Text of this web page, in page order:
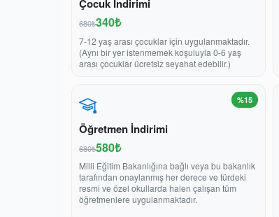
Çocuk İndirimi
680₺340₺
7-12 yaş arası çocuklar için uygulanmaktadır.
(Aynı bir yer istenmemek koşuluyla 0-6 yaş
arası çocuklar ücretsiz seyahat edebilir.)
%15
Öğretmen İndirimi
680₺580₺
Milli Eğitim Bakanlığına bağlı veya bu bakanlık
tarafından onaylanmış her derece ve türdeki
resmi ve özel okullarda halen çalışan tüm
öğretmenlere uygulanmaktadır.